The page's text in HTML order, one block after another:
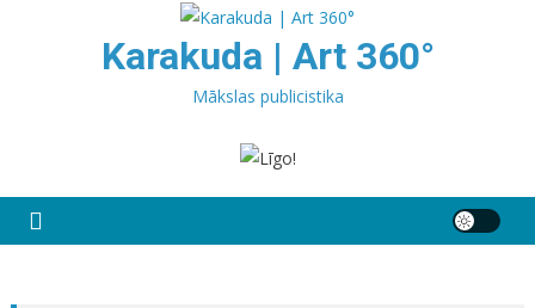
Karakuda | Art 360°
Mākslas publicistika